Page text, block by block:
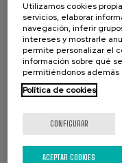
Utilizamos cookies
servicios, elaborar
navegación, inferir
intereses y mostrarle
permite personalizar el
información sobre qué
permitiéndonos además
Política de cookies
CONFIGURAR
ACEPTAR COOKIES